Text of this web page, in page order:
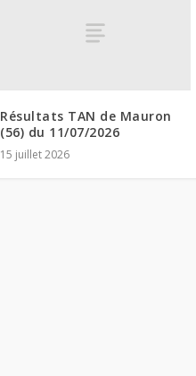
Résultats TAN de Mauron
(56) du 11/07/2026
15 juillet 2026